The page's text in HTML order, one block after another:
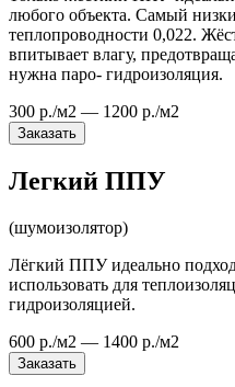
любого объекта. Самый
теплопроводности 0,022.
впитывает влагу,
нужна паро- гидроизоляция.
300 р./м2 — 1200 р./м2
Заказать
Легкий ППУ
(шумоизолятор)
Лёгкий ППУ идеально
использовать для
гидроизоляцией.
600 р./м2 — 1400 р./м2
Заказать